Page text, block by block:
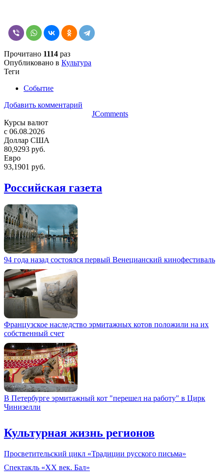
Прочитано 1114 раз
Опубликовано в Культура
Теги
Событие
Добавить комментарий
JComments
Курсы валют
c 06.08.2026
Доллар США
80,9293 руб.
Евро
93,1901 руб.
Российская газета
94 года назад состоялся первый Венецианский кинофестиваль
Французское наследство эрмитажных котов положили на их
собственный счет
В Петербурге эрмитажный кот "перешел на работу" в Цирк
Чинизелли
Культурная жизнь регионов
Просветительский цикл «Традиции русского письма»
Спектакль «XX век. Бал»